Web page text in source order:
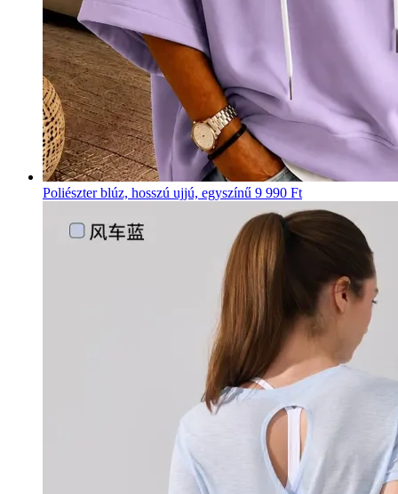
Poliészter blúz, hosszú ujjú, egyszínű 9 990 Ft